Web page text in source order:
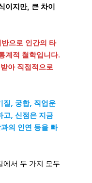
이지만, 큰 차이
으로 인간의 타
계적 철학입니다.
아 직접적으로
질, 궁합, 직업운
고, 신점은 지금
의 인연 등을 빠
에서 두 가지 모두